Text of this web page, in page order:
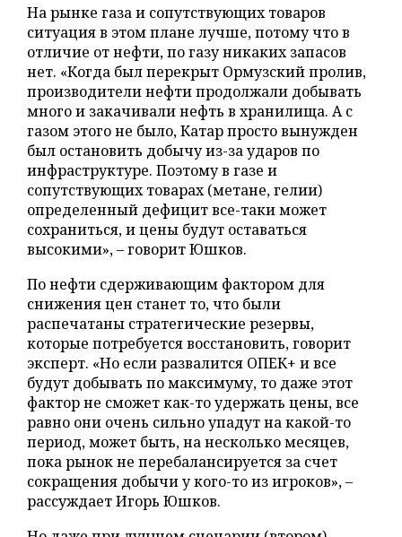
На рынке газа и сопутствующих товаров
ситуация в этом плане лучше, потому что в
отличие от нефти, по газу никаких запасов
нет. «Когда был перекрыт Ормузский пролив,
производители нефти продолжали добывать
много и закачивали нефть в хранилища. А с
газом этого не было, Катар просто вынужден
был остановить добычу из-за ударов по
инфраструктуре. Поэтому в газе и
сопутствующих товарах (метане, гелии)
определенный дефицит все-таки может
сохраниться, и цены будут оставаться
высокими», – говорит Юшков.
По нефти сдерживающим фактором для
снижения цен станет то, что были
распечатаны стратегические резервы,
которые потребуется восстановить, говорит
эксперт. «Но если развалится ОПЕК+ и все
будут добывать по максимуму, то даже этот
фактор не сможет как-то удержать цены, все
равно они очень сильно упадут на какой-то
период, может быть, на несколько месяцев,
пока рынок не перебалансируется за счет
сокращения добычи у кого-то из игроков», –
рассуждает Игорь Юшков.